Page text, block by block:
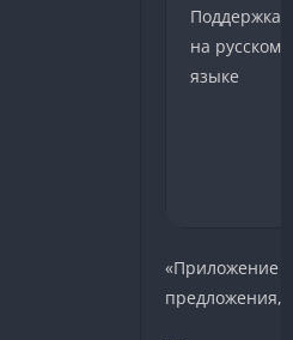
Поддержка
на русском
языке
«Приложение
предложения,